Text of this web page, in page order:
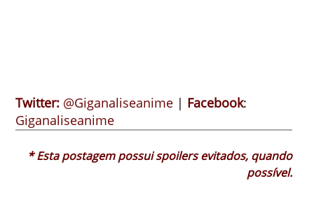
Twitter: @Giganaliseanime | Facebook:
Giganaliseanime
* Esta postagem possui spoilers evitados, quando
possível.